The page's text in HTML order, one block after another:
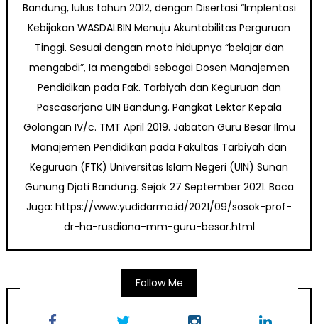
Bandung, lulus tahun 2012, dengan Disertasi “Implentasi
Kebijakan WASDALBIN Menuju Akuntabilitas Perguruan
Tinggi. Sesuai dengan moto hidupnya “belajar dan
mengabdi”, Ia mengabdi sebagai Dosen Manajemen
Pendidikan pada Fak. Tarbiyah dan Keguruan dan
Pascasarjana UIN Bandung. Pangkat Lektor Kepala
Golongan IV/c. TMT April 2019. Jabatan Guru Besar Ilmu
Manajemen Pendidikan pada Fakultas Tarbiyah dan
Keguruan (FTK) Universitas Islam Negeri (UIN) Sunan
Gunung Djati Bandung. Sejak 27 September 2021. Baca
Juga: https://www.yudidarma.id/2021/09/sosok-prof-
dr-ha-rusdiana-mm-guru-besar.html
Follow Me